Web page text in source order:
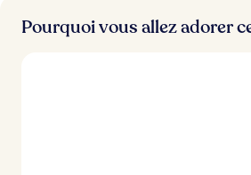
Pourquoi vous allez adorer